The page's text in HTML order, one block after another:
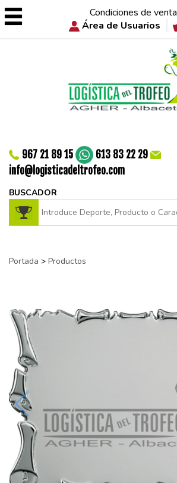
Condiciones de venta
Área de Usuarios
967 21 89 15
613 83 22 29
info@logisticadeltrofeo.com
BUSCADOR
Portada > Productos